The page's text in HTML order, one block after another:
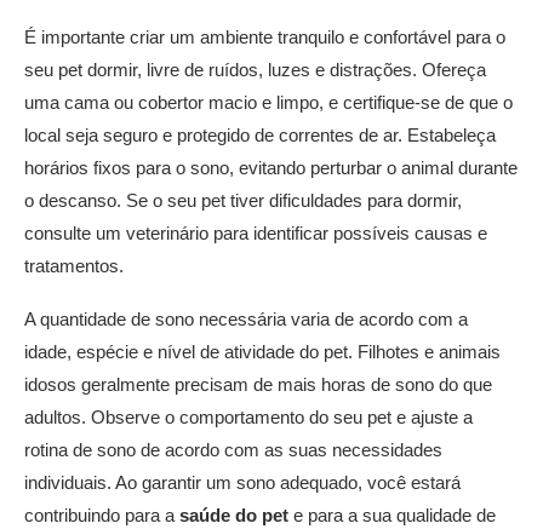
É importante criar um ambiente tranquilo e confortável para o
seu pet dormir, livre de ruídos, luzes e distrações. Ofereça
uma cama ou cobertor macio e limpo, e certifique-se de que o
local seja seguro e protegido de correntes de ar. Estabeleça
horários fixos para o sono, evitando perturbar o animal durante
o descanso. Se o seu pet tiver dificuldades para dormir,
consulte um veterinário para identificar possíveis causas e
tratamentos.
A quantidade de sono necessária varia de acordo com a
idade, espécie e nível de atividade do pet. Filhotes e animais
idosos geralmente precisam de mais horas de sono do que
adultos. Observe o comportamento do seu pet e ajuste a
rotina de sono de acordo com as suas necessidades
individuais. Ao garantir um sono adequado, você estará
contribuindo para a saúde do pet e para a sua qualidade de